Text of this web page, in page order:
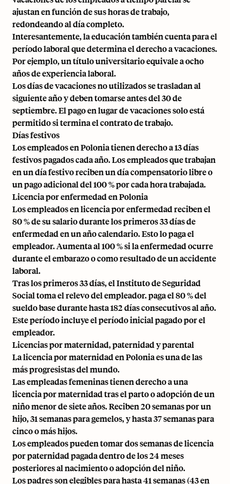
ajustan en función de sus horas de trabajo,
redondeando al día completo.
Interesantemente, la educación también cuenta para el
período laboral que determina el derecho a vacaciones.
Por ejemplo, un título universitario equivale a ocho
años de experiencia laboral.
Los días de vacaciones no utilizados se trasladan al
siguiente año y deben tomarse antes del 30 de
septiembre. El pago en lugar de vacaciones solo está
permitido si termina el contrato de trabajo.
Días festivos
Los empleados en Polonia tienen derecho a 13 días
festivos pagados cada año. Los empleados que trabajan
en un día festivo reciben un día compensatorio libre o
un pago adicional del 100 % por cada hora trabajada.
Licencia por enfermedad en Polonia
Los empleados en licencia por enfermedad reciben el
80 % de su salario durante los primeros 33 días de
enfermedad en un año calendario. Esto lo paga el
empleador. Aumenta al 100 % si la enfermedad ocurre
durante el embarazo o como resultado de un accidente
laboral.
Tras los primeros 33 días, el Instituto de Seguridad
Social toma el relevo del empleador. paga el 80 % del
sueldo base durante hasta 182 días consecutivos al año.
Este período incluye el período inicial pagado por el
empleador.
Licencias por maternidad, paternidad y parental
La licencia por maternidad en Poloniaes una de las
más progresistas del mundo.
Las empleadas femeninas tienen derecho a una
licencia por maternidad tras el parto o adopción de un
niño menor de siete años. Reciben 20 semanas por un
hijo, 31 semanas para gemelos, y hasta 37 semanas para
cinco o más hijos.
Los empleados pueden tomar dos semanas de licencia
por paternidad pagada dentro de los 24 meses
posteriores al nacimiento o adopción del niño.
Los padres son elegibles para hasta 41 semanas (43 en